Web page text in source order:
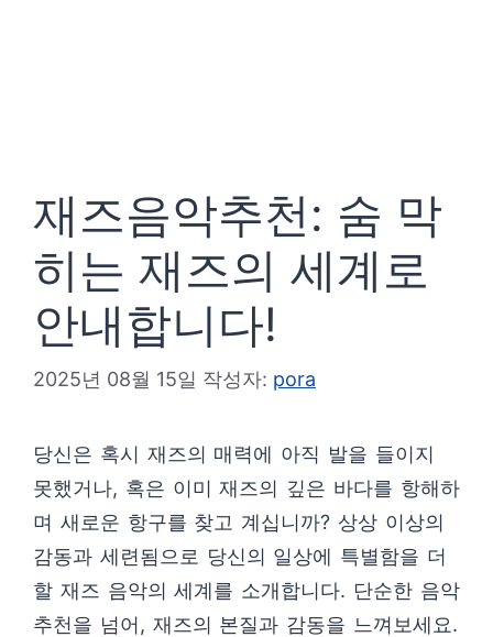
재즈음악추천: 숨 막
히는 재즈의 세계로
안내합니다!
2025년 08월 15일 작성자: pora
당신은 혹시 재즈의 매력에 아직 발을 들이지
못했거나, 혹은 이미 재즈의 깊은 바다를 항해하
며 새로운 항구를 찾고 계십니까? 상상 이상의
감동과 세련됨으로 당신의 일상에 특별함을 더
할 재즈 음악의 세계를 소개합니다. 단순한 음악
추천을 넘어, 재즈의 본질과 감동을 느껴보세요.